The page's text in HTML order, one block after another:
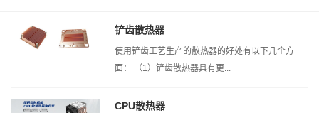
铲齿散热器
使用铲齿工艺生产的散热器的好处有以下几个方
面： （1）铲齿散热器具有更...
CPU散热器